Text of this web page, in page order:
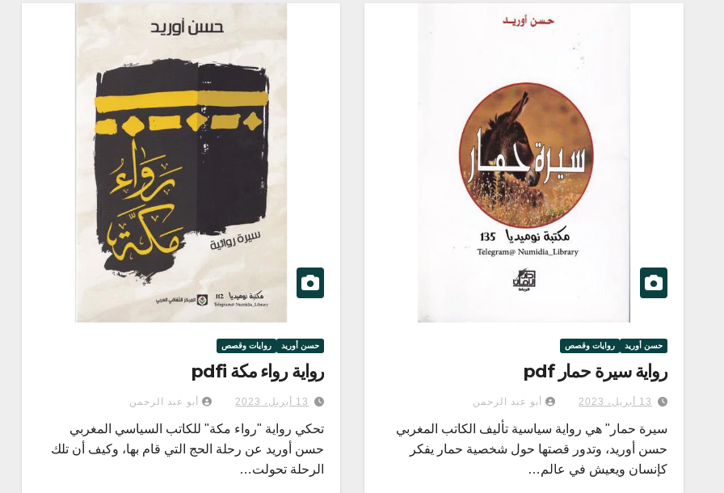
حسن أوريد روايات وقصص
رواية سيرة حمار pdf
13 أبريل، 2023 أبو عبد الرحمن
سيرة حمار" هي رواية سياسية تأليف الكاتب المغربي
حسن أوريد، وتدور قصتها حول شخصية حمار يفكر
كإنسان ويعيش في عالم…
حسن أوريد روايات وقصص
رواية رواء مكة pdfi
13 أبريل، 2023 أبو عبد الرحمن
تحكي رواية "رواء مكة" للكاتب السياسي المغربي
حسن أوريد عن رحلة الحج التي قام بها، وكيف أن تلك
الرحلة تحولت…